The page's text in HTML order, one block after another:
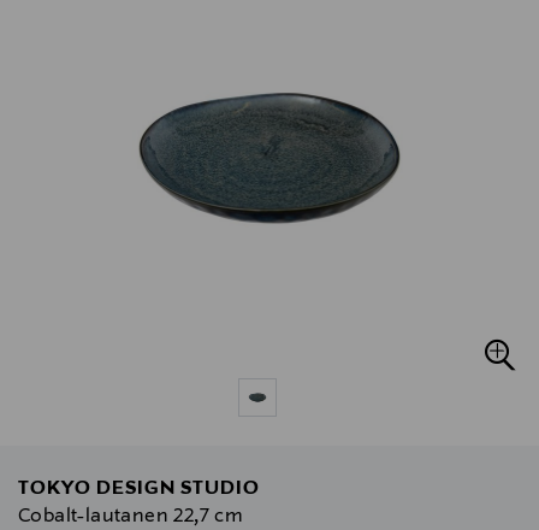
TOKYO DESIGN STUDIO
Cobalt-lautanen 22,7 cm